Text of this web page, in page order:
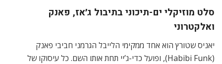
סלט מוזיקלי ים-תיכוני בתיבול ג׳אז, פאנק
ואלקטרוני
יאניס שטורץ הוא אחד ממקימי הלייבל הגרמני חביבי פאנק
(Habibi Funk), ופועל כדי-ג’יי תחת אותו השם. כל עיסוקו של